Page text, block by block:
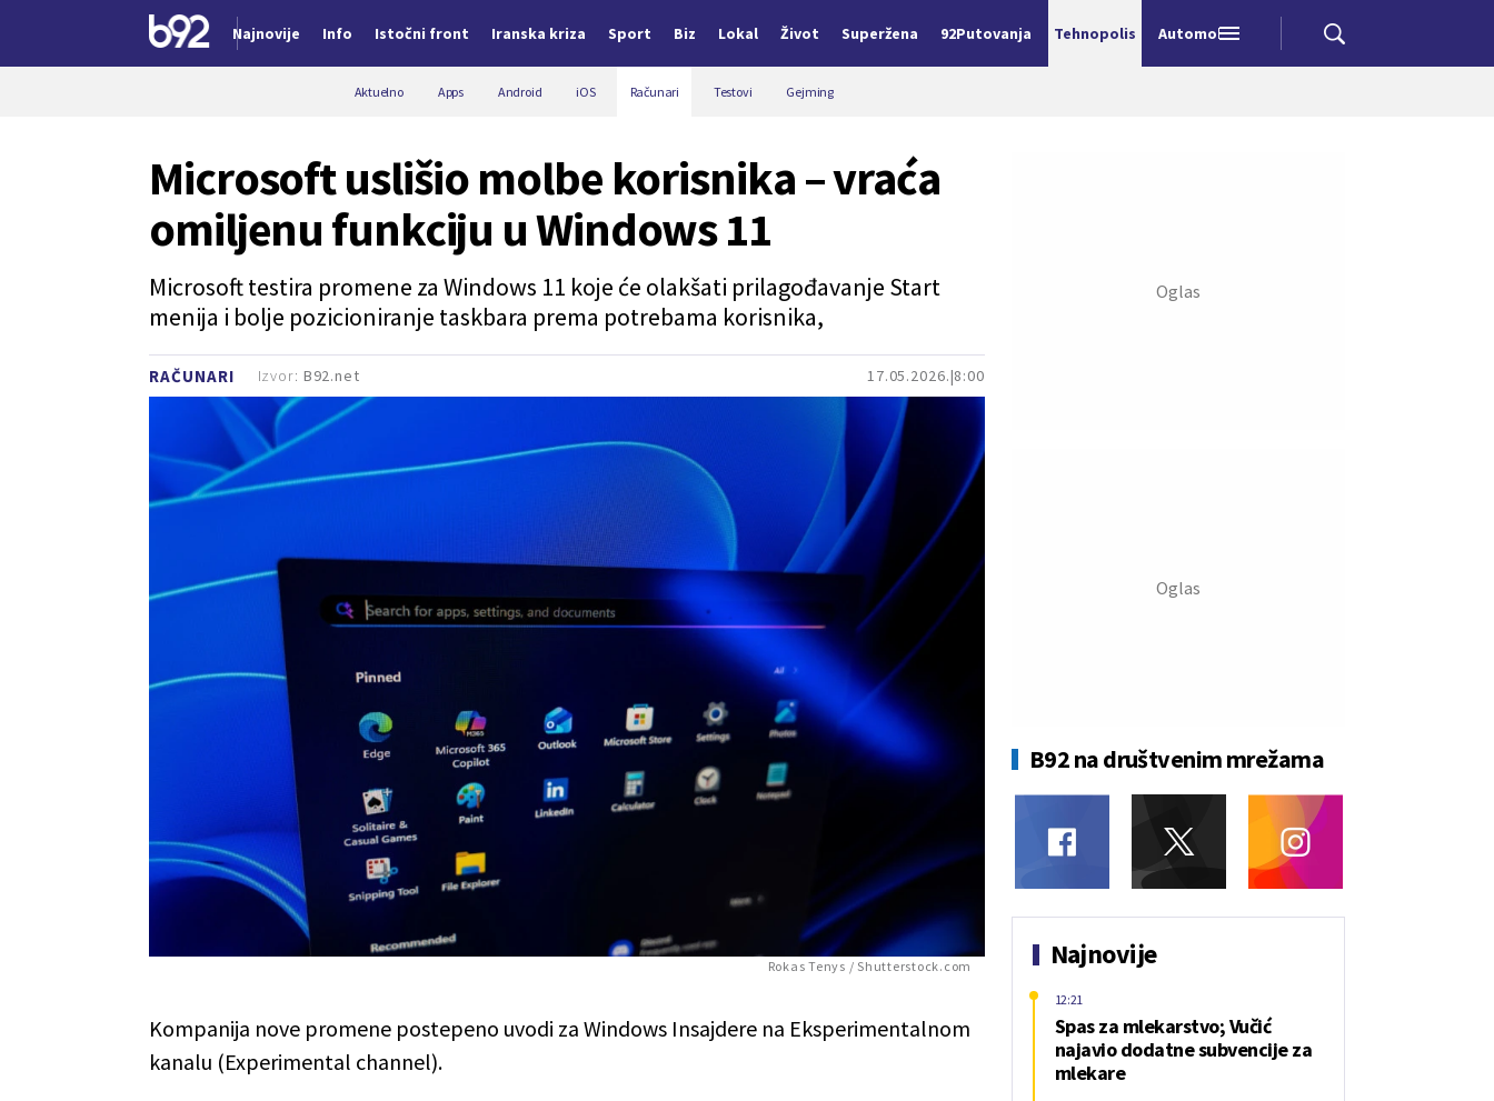
Najnovije Info Istočni front Iranska kriza Sport Biz Lokal Život Superžena 92Putovanja Tehnopolis Automobili
Aktuelno Apps Android iOS Računari Testovi Gejming
RAČUNARI 17.05.2026. 8:00
Microsoft uslišio molbe korisnika – vraća
omiljenu funkciju u Windows 11
Microsoft testira promene za Windows 11 koje će olakšati prilagođavanje Start
menija i bolje pozicioniranje taskbara prema potrebama korisnika,
Izvor: B92.net
Rokas Tenys / Shutterstock.com
Kompanija nove promene postepeno uvodi za Windows Insajdere na Eksperimentalnom
kanalu (Experimental channel).
B92 na društvenim mrežama
Najnovije
Spas za mlekarstvo; Vučić
najavio dodatne subvencije za
mlekare
12:21